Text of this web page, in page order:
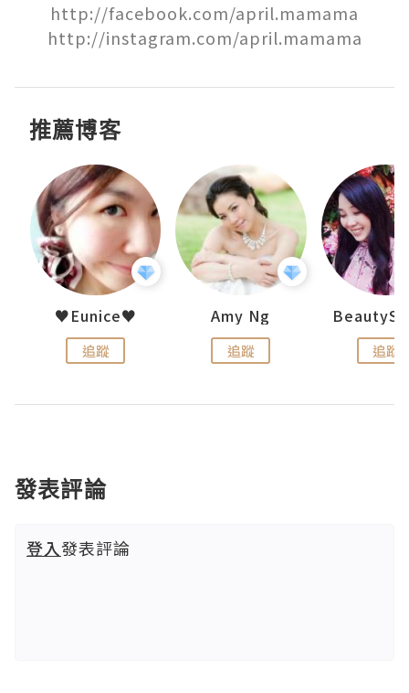
http://facebook.com/april.mamama
http://instagram.com/april.mamama
推薦博客
♥Eunice♥
追蹤
Amy Ng
追蹤 追蹤
發表評論
登入發表評論